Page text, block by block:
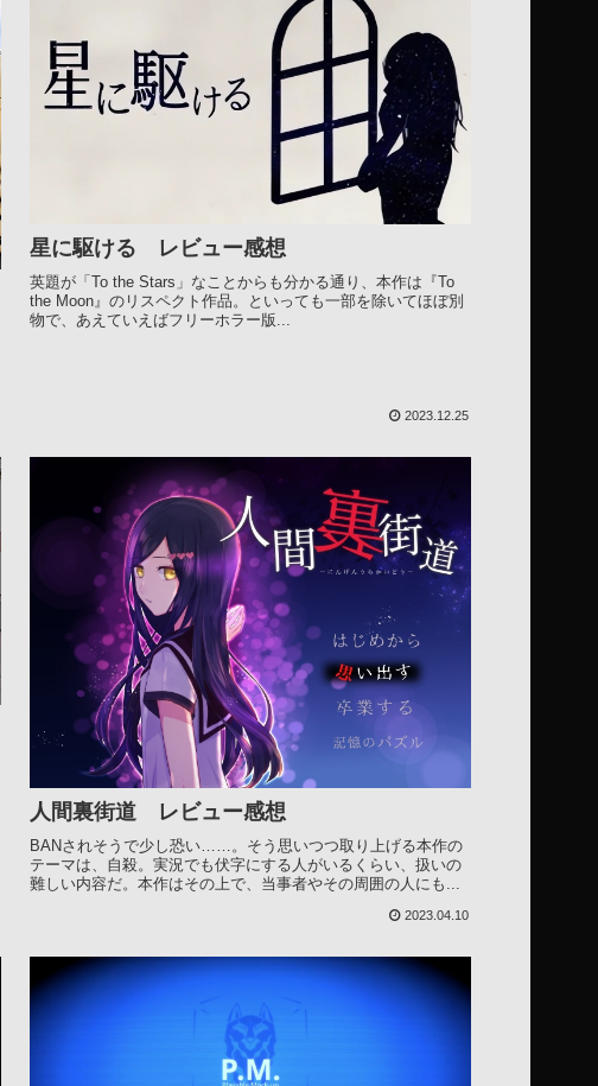
星に駆ける レビュー感想
英題が「To the Stars」なことからも分かる通り、本作は『To
the Moon』のリスペクト作品。といっても一部を除いてほぼ別
物で、あえていえばフリーホラー版...
2023.12.25
人間裏街道 レビュー感想
BANされそうで少し恐い……。そう思いつつ取り上げる本作の
テーマは、自殺。実況でも伏字にする人がいるくらい、扱いの
難しい内容だ。本作はその上で、当事者やその周囲の人にも...
2023.04.10